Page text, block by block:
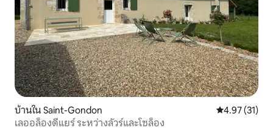
บ้านใน Saint-Gondon คะแนนเฉลี่ย
4.97 (31)
เลออล็องดีแยร์ ระหว่างลัวร์และโซล็อง